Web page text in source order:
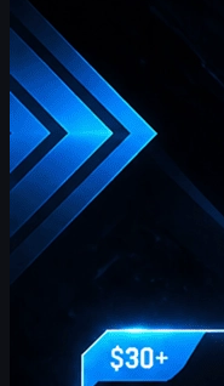
이곳에서 이번 주 최신이
인트 코드를 찾을 수 있
트하여 추가 기프트 포인
충족하는 한 아래 코드
좋아하는 CS2 스킨으로
4월 20, 2026